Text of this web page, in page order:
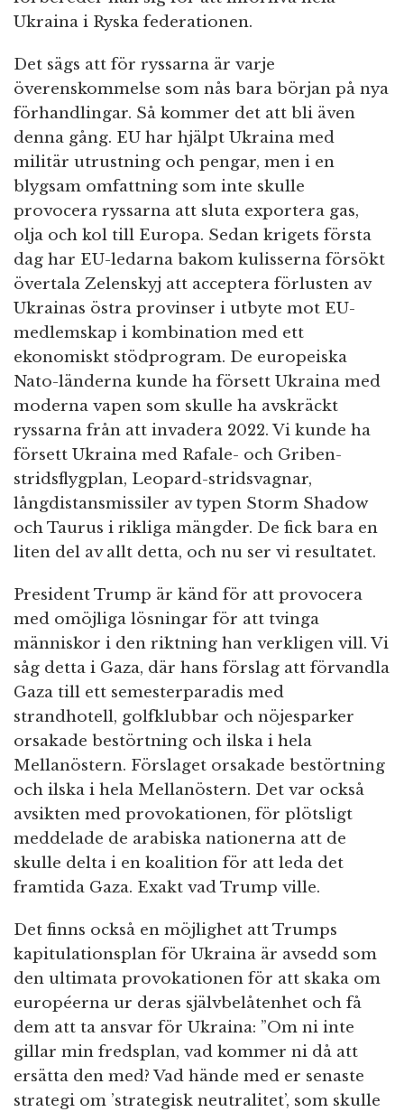
Ukraina i Ryska federationen.
Det sägs att för ryssarna är varje
överenskommelse som nås bara början på nya
förhandlingar. Så kommer det att bli även
denna gång. EU har hjälpt Ukraina med
militär utrustning och pengar, men i en
blygsam omfattning som inte skulle
provocera ryssarna att sluta exportera gas,
olja och kol till Europa. Sedan krigets första
dag har EU-ledarna bakom kulisserna försökt
övertala Zelenskyj att acceptera förlusten av
Ukrainas östra provinser i utbyte mot EU-
medlemskap i kombination med ett
ekonomiskt stödprogram. De europeiska
Nato-länderna kunde ha försett Ukraina med
moderna vapen som skulle ha avskräckt
ryssarna från att invadera 2022. Vi kunde ha
försett Ukraina med Rafale- och Griben-
stridsflygplan, Leopard-stridsvagnar,
långdistansmissiler av typen Storm Shadow
och Taurus i rikliga mängder. De fick bara en
liten del av allt detta, och nu ser vi resultatet.
President Trump är känd för att provocera
med omöjliga lösningar för att tvinga
människor i den riktning han verkligen vill. Vi
såg detta i Gaza, där hans förslag att förvandla
Gaza till ett semesterparadis med
strandhotell, golfklubbar och nöjesparker
orsakade bestörtning och ilska i hela
Mellanöstern. Förslaget orsakade bestörtning
och ilska i hela Mellanöstern. Det var också
avsikten med provokationen, för plötsligt
meddelade de arabiska nationerna att de
skulle delta i en koalition för att leda det
framtida Gaza. Exakt vad Trump ville.
Det finns också en möjlighet att Trumps
kapitulationsplan för Ukraina är avsedd som
den ultimata provokationen för att skaka om
européerna ur deras självbelåtenhet och få
dem att ta ansvar för Ukraina: ”Om ni inte
gillar min fredsplan, vad kommer ni då att
ersätta den med? Vad hände med er senaste
strategi om ’strategisk neutralitet’, som skulle